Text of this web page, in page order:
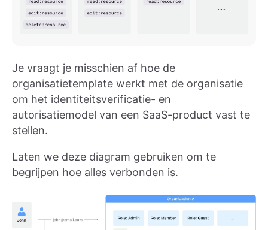
Je vraagt je misschien af hoe de
organisatietemplate werkt met de organisatie
om het identiteitsverificatie- en
autorisatiemodel van een SaaS-product vast te
stellen.
Laten we deze diagram gebruiken om te
begrijpen hoe alles verbonden is.